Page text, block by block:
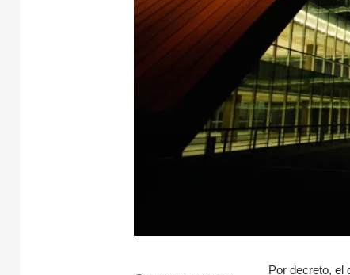
Por decreto, el